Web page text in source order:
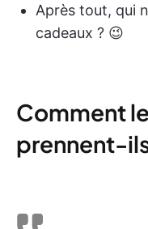
Après tout, qui
cadeaux ? 😉
Comment
prennent-